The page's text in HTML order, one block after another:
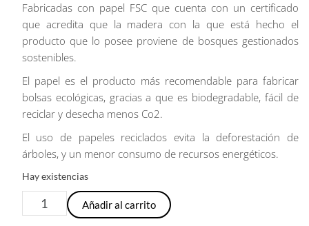
Fabricadas con papel FSC que cuenta con un certificado
que acredita que la madera con la que está hecho el
producto que lo posee proviene de bosques gestionados
sostenibles.
El papel es el producto más recomendable para fabricar
bolsas ecológicas, gracias a que es biodegradable, fácil de
reciclar y desecha menos Co2.
El uso de papeles reciclados evita la deforestación de
árboles, y un menor consumo de recursos energéticos.
Hay existencias
Bolsa
de
Añadir al carrito